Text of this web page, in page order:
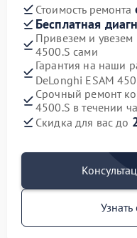
Стоимость ремонта
Бесплатная
Привезем и
4500.S сами
Гарантия на наши
DeLonghi ESAM
Срочный ремонт
4500.S в течении
Скидка для вас до